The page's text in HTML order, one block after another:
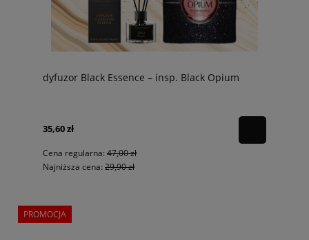
dyfuzor Black Essence – insp. Black Opium
35,60 zł
Cena regularna: 47,00 zł
Najniższa cena: 29,90 zł
PROMOCJA